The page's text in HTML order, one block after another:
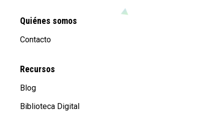
Quiénes somos
Contacto
Recursos
Blog
Biblioteca Digital